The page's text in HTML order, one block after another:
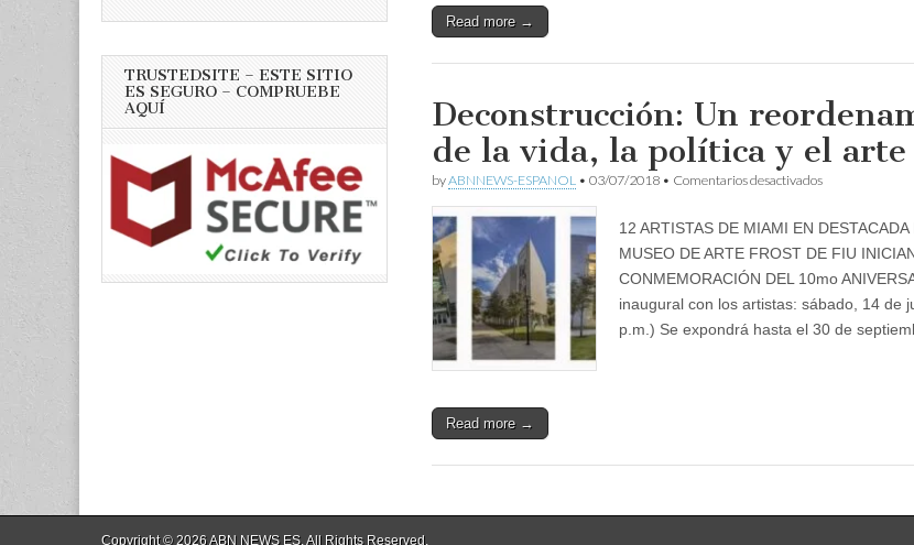
Read more →
Deconstrucción: Un
de la vida, la política y el arte
byABNNEWS-ESPANOL • 03/07/2018 • Comentarios desactivadosen
reordenamiento
de
vida,
la
política
y
12 ARTISTAS DE MIAMI EN DESTACADA
MUSEO DE ARTE FROST DE FIU
CONMEMORACIÓN DEL 10mo
inaugural con los artistas: sábado, 14 de
p.m.) Se expondrá hasta el 30 de
Read more →
TRUSTEDSITE – ESTE SITIO
ES SEGURO – COMPRUEBE
AQUÍ
Copyright © 2026ABN NEWS ES. All Rights Reserved.